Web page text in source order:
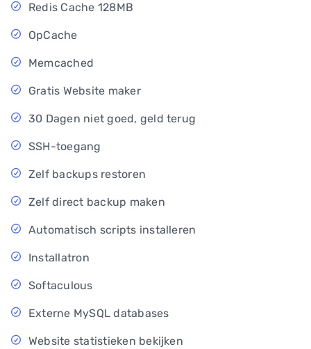
Redis Cache 128MB
OpCache
Memcached
Gratis Website maker
30 Dagen niet goed, geld terug
SSH-toegang
Zelf backups restoren
Zelf direct backup maken
Automatisch scripts installeren
Installatron
Softaculous
Externe MySQL databases
Website statistieken bekijken